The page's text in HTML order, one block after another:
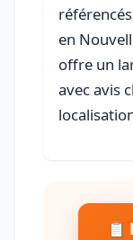
en
offre un
avec avis
📋